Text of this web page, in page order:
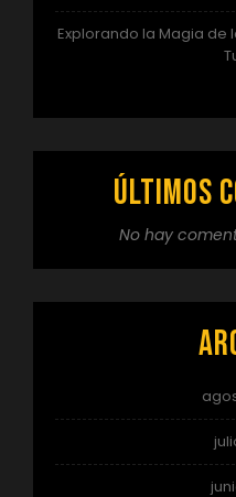
Explorando la Magia de
Últimos
No hay